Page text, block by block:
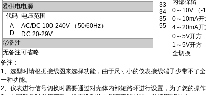
33
34
35
55
内部保留
0～10V （-
0～10mA开
4～20mA开
0～5V开方
1～5V开方
全切换
⑥供电电源
代码 电压范围
A
D
AC/DC 100-240V （50/60Hz）
DC 20-29V
⑦备注
无备注可省略
备注：
1、选型时请根据接线图来选择功能，由于尺寸小的仪表接线端子少带不了
一种功能。
2、仪表进行信号切换时需要通过对壳体内部短路环进行设置，为了您的操